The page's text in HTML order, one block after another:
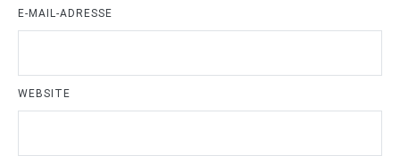
E-MAIL-ADRESSE
WEBSITE